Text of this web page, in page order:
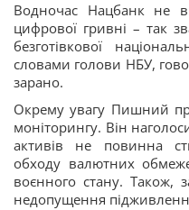
Водночас Нацбанк не
цифрової гривні – так
безготівкової
словами голови НБУ,
зарано.
Окрему увагу Пишний
моніторингу. Він
активів не повинна
обходу валютних
воєнного стану. Також,
недопущення